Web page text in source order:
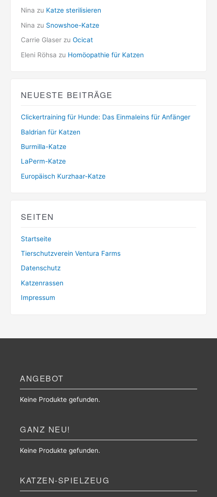
Nina zu Katze sterilisieren
Nina zu Snowshoe-Katze
Carrie Glaserzu Ocicat
Eleni Röhsa zu Homöopathie für Katzen
NEUESTE BEITRÄGE
Clickertraining für Hunde: Das Einmaleins für Anfänger
Baldrian für Katzen
Burmilla-Katze
LaPerm-Katze
Europäisch Kurzhaar-Katze
SEITEN
Startseite
Tierschutzverein Ventura Farms
Datenschutz
Katzenrassen
Impressum
ANGEBOT
Keine Produkte gefunden.
GANZ NEU!
Keine Produkte gefunden.
KATZEN-SPIELZEUG